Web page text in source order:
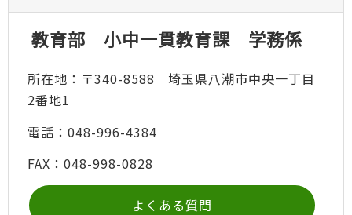
教育部 小中一貫教育課 学務係
所在地：〒340-8588 埼玉県八潮市中央一丁目
2番地1
電話：048-996-4384
FAX：048-998-0828
よくある質問